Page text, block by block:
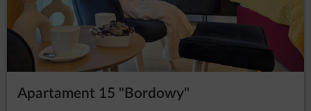
USTALENIA KOŃCOWE
Osoba dokonująca rezerwacji online ponosi
odpowiedzialność za prawidłowość danych podanych w
Elektronicznym Formularzu Rezerwacji. Usługodawca
nie ponosi odpowiedzialności za nieprawidłowy wybór
przypadku stwierdzenia nieprawidłowości, których nie
można skorygować poprzez edycję rezerwacji, prosimy
Apartament 15 "Bordowy"